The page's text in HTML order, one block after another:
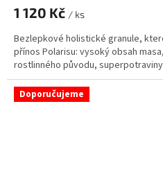
je
z
5
hvězdiček.
1 120 Kč / ks
Bezlepkové holistické granule,
přínos Polarisu: vysoký obsah
rostlinného původu, superpotraviny
Doporučujeme